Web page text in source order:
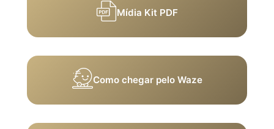
Mídia Kit PDF
Como chegar pelo Waze